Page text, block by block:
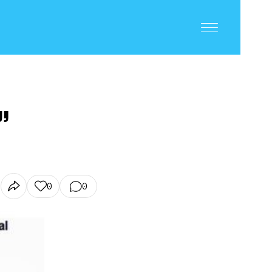
0 0